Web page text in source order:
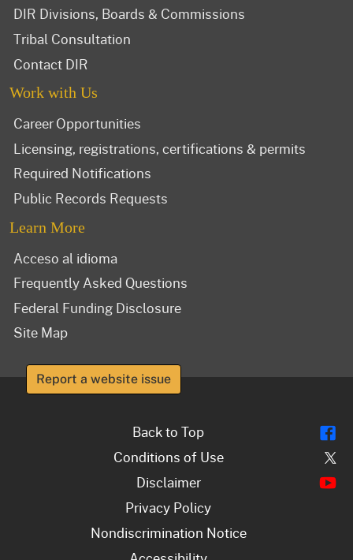
DIR Divisions, Boards & Commissions
Tribal Consultation
Contact DIR
Work with Us
Career Opportunities
Licensing, registrations, certifications & permits
Required Notifications
Public Records Requests
Learn More
Acceso al idioma
Frequently Asked Questions
Federal Funding Disclosure
Site Map
Report a website issue
Back to Top
Conditions of Use
Disclaimer
Privacy Policy
Nondiscrimination Notice